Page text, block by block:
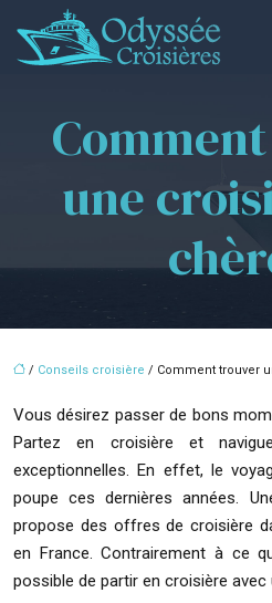
une
/ Conseils croisière / Comment trouver
Vous désirez passer de bons
Partez en croisière et
exceptionnelles. En effet, le
poupe ces dernières années.
propose des offres de croisière
en France. Contrairement à ce
possible de partir en croisière avec